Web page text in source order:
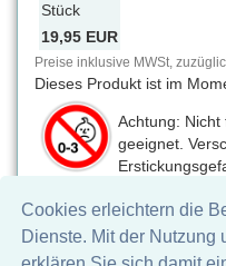
Cookies erleichtern die
Dienste. Mit der Nutzung
Stück
19,95 EUR
Preise inklusive MWSt,
Dieses Produkt ist im
Achtung:
geeignet.
Auf Facebook teilen